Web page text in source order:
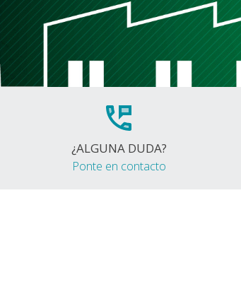
¿ALGUNA DUDA?
Ponte en contacto